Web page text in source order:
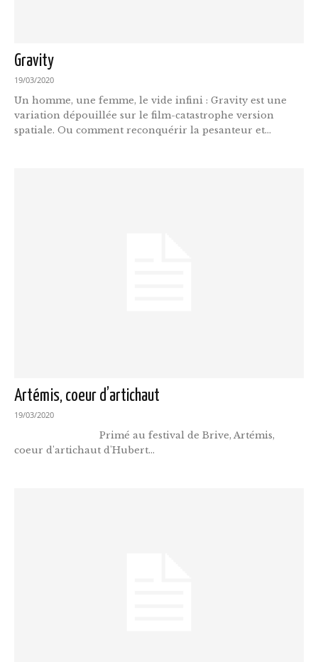
Gravity
19/03/2020
Un homme, une femme, le vide infini : Gravity est une
variation dépouillée sur le film-catastrophe version
spatiale. Ou comment reconquérir la pesanteur et...
Artémis, coeur d’artichaut
19/03/2020
Primé au festival de Brive, Artémis,
coeur d'artichaut d'Hubert...